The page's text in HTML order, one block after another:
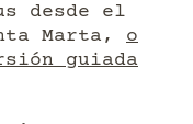
desde el
Marta, o
guiada